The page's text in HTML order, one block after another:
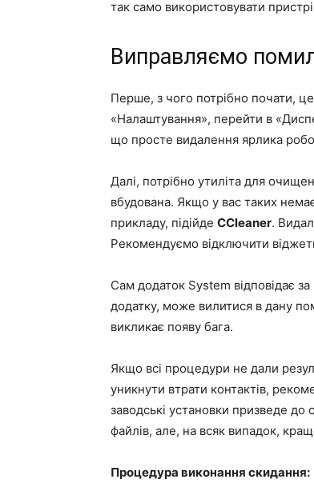
так само використовувати
Виправляємо
Перше, з чого потрібно почати,
«Налаштування», перейти в
що просте видалення ярлика
Далі, потрібно утиліта для
вбудована. Якщо у вас таких
прикладу, підійде CCleaner.
Рекомендуємо відключити
Сам додаток System відповідає
додатку, може вилитися в дану
викликає появу бага.
Якщо всі процедури не дали
уникнути втрати контактів,
заводські установки призведе до
файлів, але, на всяк випадок,
Процедура виконання скидання: